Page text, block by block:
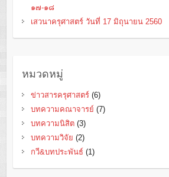
๑๗-๑๘
เสวนาครุศาสตร์ วันที่ 17 มิถุนายน 2560
หมวดหมู่
ข่าวสารครุศาสตร์(6)
บทความคณาจารย์ (7)
บทความนิสิต(3)
บทความวิจัย (2)
กวี&บทประพันธ์ (1)